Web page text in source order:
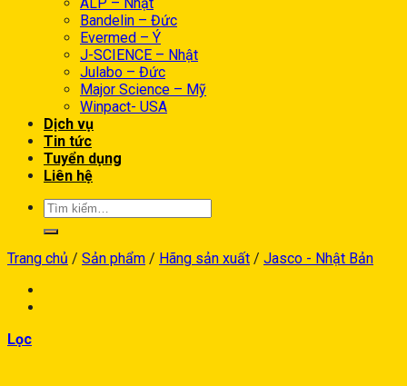
Bandelin – Đức
Evermed – Ý
J-SCIENCE – Nhật
Julabo – Đức
Major Science – Mỹ
Winpact- USA
Dịch vụ
Tin tức
Tuyển dụng
Liên hệ
Trang chủ / Sản phẩm / Hãng sản xuất / Jasco - Nhật Bản
Lọc